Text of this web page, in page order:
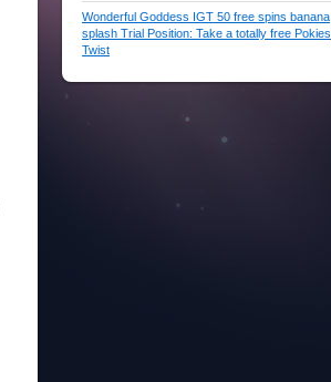
Wonderful Goddess IGT 50 free spins banana
splash Trial Position: Take a totally free Pokies
Twist